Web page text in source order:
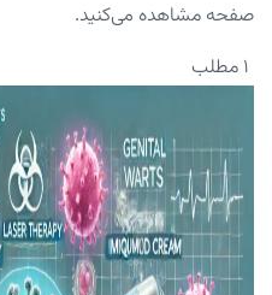
صفحه مشاهده می‌کنید.
۱ مطلب